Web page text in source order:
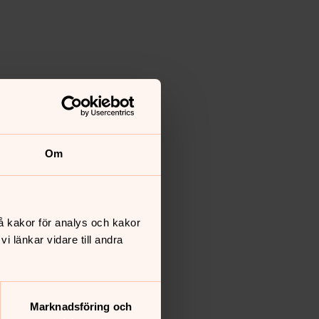
Om
kakor för analys och kakor
länkar vidare till andra
Marknadsföring och